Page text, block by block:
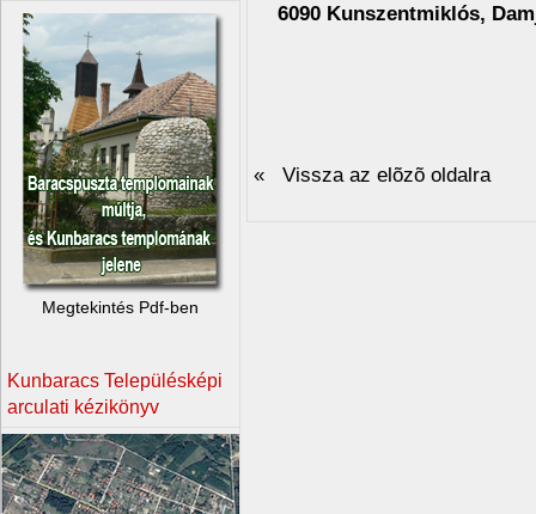
Megtekintés Pdf-ben
Kunbaracs Településképi
arculati kézikönyv
6090 Kunszentmiklós,
« Vissza az elõzõ oldalra